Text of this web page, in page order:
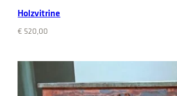
Holzvitrine
€ 520,00